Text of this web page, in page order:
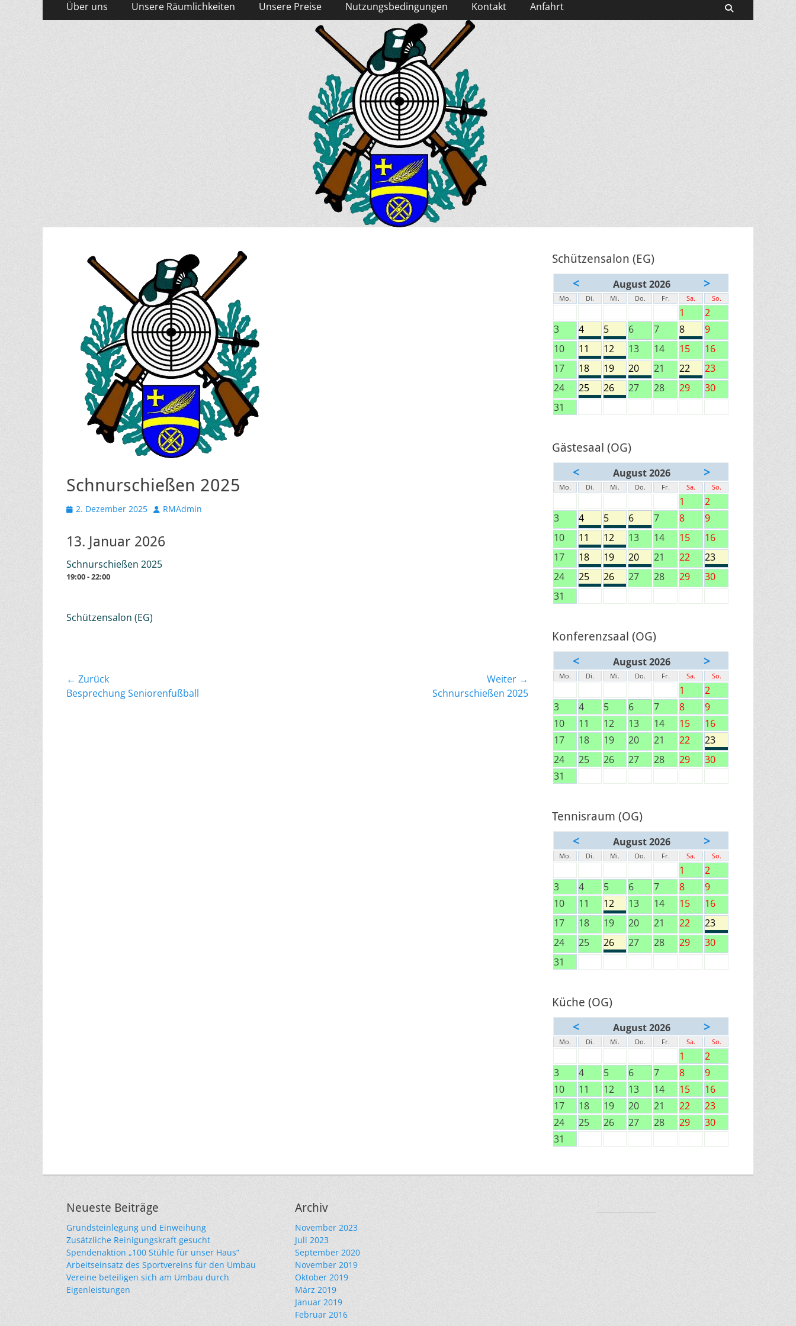
Menü
Inhalt
Über uns Unsere Räumlichkeiten Unsere Preise Nutzungsbedingungen Kontakt Anfahrt
Schnurschießen 2025
Veröffentlicht
2. Dezember 2025 AutorRMAdmin
13. Januar 2026
Schnurschießen 2025
19:00 - 22:00
Schützensalon (EG)
Beitragsnavigation
← Zurück
Vorheriger
Besprechung Seniorenfußball
Weiter →
Schnurschießen 2025
Schützensalon (EG)
< August 2026 >
Mo. Di. Mi. Do. Fr. Sa. So.
1
2
3
4 5 6 7 8
9
10
11 12 13 14 15
16
17
18 19 20 21 22
23
24
25 26 27 28 29
30
31
Gästesaal (OG)
< August 2026 >
Mo. Di. Mi. Do. Fr. Sa. So.
1
2
3
4 5 6 7 8
9
10
11 12 13 14 15
16
17
18 19 20 21 22
23
24
25 26 27 28 29
30
31
Konferenzsaal (OG)
< August 2026 >
Mo. Di. Mi. Do. Fr. Sa. So.
1
2
3
4 5 6 7 8
9
10
11 12 13 14 15
16
17
18 19 20 21 22
23
24
25 26 27 28 29
30
31
Tennisraum (OG)
< August 2026 >
Mo. Di. Mi. Do. Fr. Sa. So.
1
2
3
4 5 6 7 8
9
10
11 12 13 14 15
16
17
18 19 20 21 22
23
24
25 26 27 28 29
30
31
Küche (OG)
< August 2026 >
Mo. Di. Mi. Do. Fr. Sa. So.
1
2
3
4 5 6 7 8
9
10
11 12 13 14 15
16
17
18 19 20 21 22
23
24
25 26 27 28 29
30
31
Neueste Beiträge
Grundsteinlegung und Einweihung
Zusätzliche Reinigungskraft gesucht
Spendenaktion „100 Stühle für unser Haus“
Arbeitseinsatz des Sportvereins für den Umbau
Vereine beteiligen sich am Umbau durch
Eigenleistungen
Archiv
November 2023
Juli 2023
September 2020
November 2019
Oktober 2019
März 2019
Januar 2019
Februar 2016